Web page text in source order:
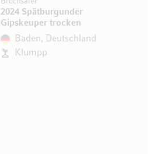
2024 Spätburgunder
Gipskeuper trocken
Baden, Deutschland
Klumpp